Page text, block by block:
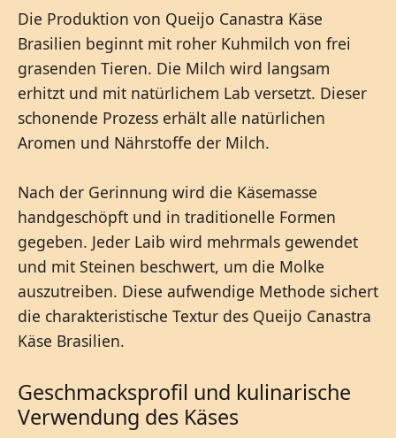
Die Produktion von Queijo Canastra Käse
Brasilien beginnt mit roher Kuhmilch von frei
grasenden Tieren. Die Milch wird langsam
erhitzt und mit natürlichem Lab versetzt. Dieser
schonende Prozess erhält alle natürlichen
Aromen und Nährstoffe der Milch.
Nach der Gerinnung wird die Käsemasse
handgeschöpft und in traditionelle Formen
gegeben. Jeder Laib wird mehrmals gewendet
und mit Steinen beschwert, um die Molke
auszutreiben. Diese aufwendige Methode sichert
die charakteristische Textur des Queijo Canastra
Käse Brasilien.
Geschmacksprofil und kulinarische
Verwendung des Käses